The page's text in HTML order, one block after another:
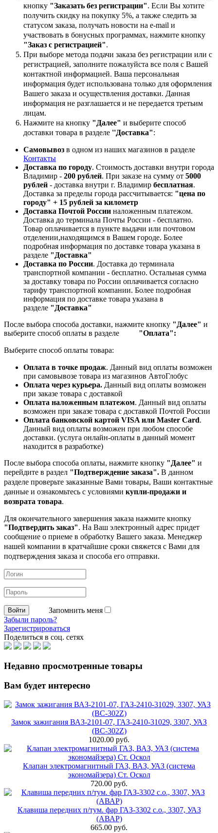
кнопку "Заказать без регистрации". Если Вы хотите
получить скидку на покупку 5%, а также следить за
статусом заказа, получать новости на e-mail и
участвовать в бонусных программах, нажмите кнопку
"Заказ с регистрацией".
При выборе метода подачи заказа без регистрации или с
регистрацией, заполните пожалуйста все поля с Вашей
контактной информацией. Ваша персональная
информация будет использована только для оформления
Вашего заказа и осуществления доставки. Данная
информация не разглашается и не передается третьим
лицам.
Нажмите на кнопку "Далее" и выберите способ
доставки товара в разделе ''Доставка":
Самовывоз в одном из наших магазинов в разделе
Контакты
Доставка по городу. Стоимость доставки внутри города
Владимир - 200 рублей. При заказе на сумму от 5000
рублей - доставка внутри г. Владимир бесплатная.
Доставка за пределы города рассчитывается: "цена по
городу" + 15 рублей за километр
Доставка Почтой России наложенным платежом.
Доставка до терминала Почты России - бесплатно.
Товар оплачивается в пункте выдачи или почтовом
отделении,находящимся в Вашем городе. Более
подробная информация по доставке товара указана в
разделе "Доставка"
Доставка по России. Доставка до терминала
транспортной компании - бесплатно. Остальная сумма
за доставку товара по России оплачивается согласно
тарифу транспортной компании. Более подробная
информация по доставке товара указана в
разделе "Доставка"
После выбора способа доставки, нажмите кнопку "Далее" и
выберите способ оплаты в разделе "Оплата":
Выберите способ оплаты товара:
Оплата в точке продаж. Данный вид оплаты возможен
при самовывозе товара из магазинов АвтоГлобус
Оплата через курьера. Данный вид оплаты возможен
при заказе товара с доставкой
Оплата наложенным платежом. Данный вид оплаты
возможен при заказе товара с доставкой Почтой России
Оплата банковской картой VISA или Master Card.
Данный вид оплаты возможен при любом способе
доставки. (услуга онлайн-оплаты в данный момент
находится в разработке)
После выбора способа оплаты, нажмите кнопку "Далее" и
перейдите в раздел "Подтверждение заказа". В данном
разделе проверьте заказанные Вами товары, Ваши контактные
данные и ознакомьтесь с условиями купли-продажи и
возврата товара.
Для окончательного завершения заказа нажмите кнопку
"Подтвердить заказ". На Ваш электронный адрес придет
сообщение о приеме в обработку Вашего заказа. Менеджер
нашей компании в кратчайшие сроки свяжется с Вами для
подтверждения заказа и способа его отправки.
Запомнить меня
Забыли пароль?
Зарегистрироваться
Поделиться в соц. сетях
Недавно просмотренные товары
Вам будет интересно
Замок зажигания ВАЗ-2101-07, ГАЗ-2410-31029, 3307, УАЗ
(BC-302Z)
1020.00 руб.
Клапан электромагнитный ГАЗ, ВАЗ, УАЗ (система
экономайзера) Ст. Оскол
720.00 руб.
Клавиша передних п/тум. фар ГАЗ-3302 с.о., 3307, УАЗ
(АВАР)
665.00 руб.